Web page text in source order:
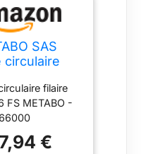
SAS
circulaire
-
filaire
FS METABO -
€